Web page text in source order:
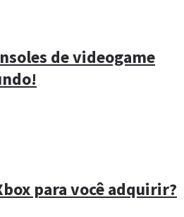
de videogame
para você adquirir?